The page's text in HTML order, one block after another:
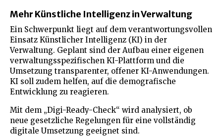
Mehr Künstliche Intelligenz in Verwaltung
Ein Schwerpunkt liegt auf dem verantwortungsvollen
Einsatz Künstlicher Intelligenz (KI) in der
Verwaltung. Geplant sind der Aufbau einer eigenen
verwaltungsspezifischen KI-Plattform und die
Umsetzung transparenter, offener KI-Anwendungen.
KI soll zudem helfen, auf die demografische
Entwicklung zu reagieren.
Mit dem „Digi-Ready-Check“ wird analysiert, ob
neue gesetzliche Regelungen für eine vollständig
digitale Umsetzung geeignet sind.